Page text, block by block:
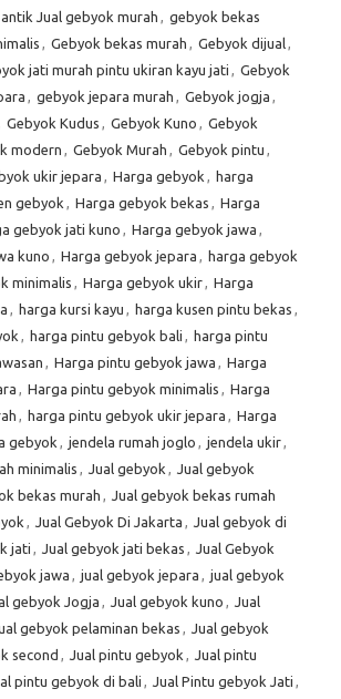
Jual gebyok murah , gebyok bekas
, Gebyok bekas murah , Gebyok dijual,
jati murah pintu ukiran kayu jati , Gebyok
, gebyok jepara murah , Gebyok jogja ,
Gebyok Kudus , Gebyok Kuno , Gebyok
modern , Gebyok Murah , Gebyok pintu ,
ukir jepara , Harga gebyok , harga
gebyok , Harga gebyok bekas , Harga
gebyok jati kuno , Harga gebyok jawa ,
kuno , Harga gebyok jepara , harga gebyok
minimalis , Harga gebyok ukir, Harga
, harga kursi kayu , harga kusen pintu bekas ,
, harga pintu gebyok bali , harga pintu
, Harga pintu gebyok jawa , Harga
, Harga pintu gebyok minimalis , Harga
, harga pintu gebyok ukir jepara , Harga
gebyok , jendela rumah joglo , jendela ukir,
minimalis , Jual gebyok , Jual gebyok
bekas murah , Jual gebyok bekas rumah
, Jual Gebyok Di Jakarta , Jual gebyok di
jati , Jual gebyok jati bekas , Jual Gebyok
jawa , jual gebyok jepara , jual gebyok
gebyok Jogja , Jual gebyok kuno , Jual
gebyok pelaminan bekas , Jual gebyok
second , Jual pintu gebyok , Jual pintu
pintu gebyok di bali , Jual Pintu gebyok Jati ,